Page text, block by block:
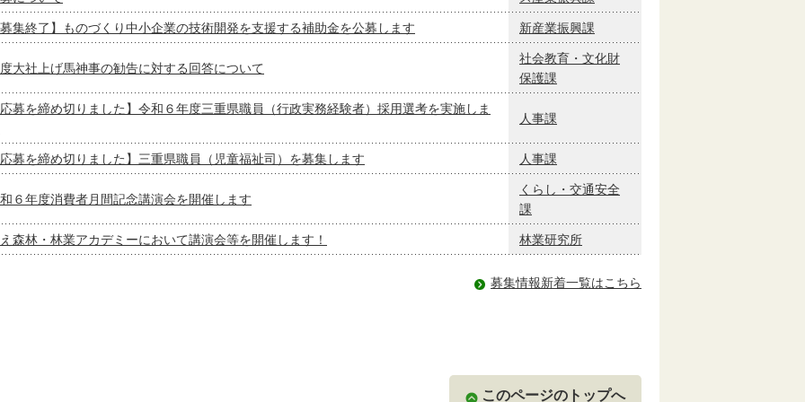
募集終了】ものづくり中小企業の技術開発を支援する補助金を公募します 新産業振興課
大社上げ馬神事の勧告に対する回答について
社会教育・文化財
保護課
応募を締め切りました】令和６年度三重県職員（行政実務経験者）採用選考を実施しま
人事課
応募を締め切りました】三重県職員（児童福祉司）を募集します 人事課
６年度消費者月間記念講演会を開催します
くらし・交通安全
課
森林・林業アカデミーにおいて講演会等を開催します！ 林業研究所
募集情報新着一覧はこちら
このページのトップへ